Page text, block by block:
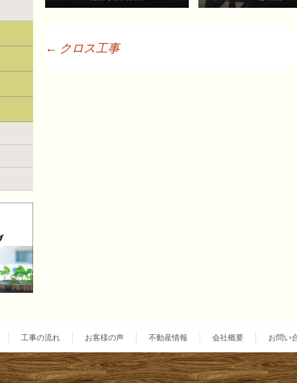
ョ
← クロス工事
工事の流れ お客様の声 不動産情報 会社概要 お問い